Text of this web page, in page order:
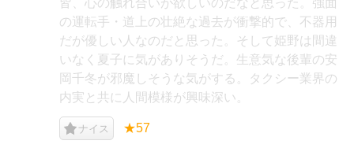
皆、心の触れ合いが欲しいのだなと思った。強面
の運転手・道上の壮絶な過去が衝撃的で、不器用
だが優しい人なのだと思った。そして姫野は間違
いなく夏子に気がありそうだ。生意気な後輩の安
岡千冬が邪魔しそうな気がする。タクシー業界の
内実と共に人間模様が興味深い。
ナイス ★57